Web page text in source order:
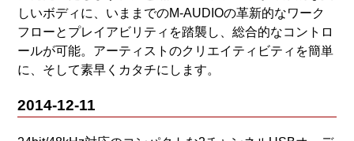
しいボディに、いままでのM-AUDIOの革新的なワーク
フローとプレイアビリティを踏襲し、総合的なコントロ
ールが可能。アーティストのクリエイティビティを簡単
に、そして素早くカタチにします。
2014-12-11